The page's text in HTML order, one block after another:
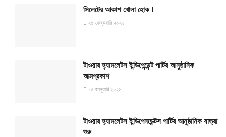
সিলেটের আকাশ খোলা হোক !
২৫ ফেব্রুয়ারি ২০২৬
টাওয়ার হ্যামলেটস ইন্ডিপেন্ডেন্ট পার্টির আনুষ্ঠানিক
আত্মপ্রকাশ
১৫ জানুয়ারি ২০২৬
টাওয়ার হ্যামলেটস ইন্ডিপেনডেন্টস পার্টির আনুষ্ঠানিক যাত্রা
শুরু